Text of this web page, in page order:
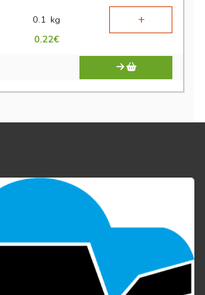
0.1 kg +
0.22€